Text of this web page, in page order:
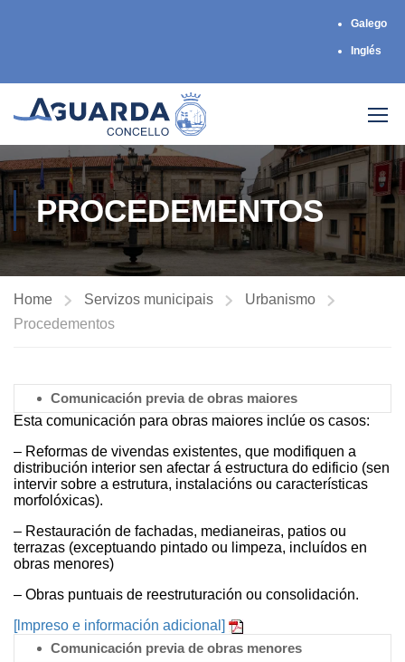
Galego
Inglés
PROCEDEMENTOS
Home Servizos municipais
Urbanismo
Procedementos
Comunicación previa de obras maiores
Esta comunicación para obras maiores inclúe os casos:
– Reformas de vivendas existentes, que modifiquen a
distribución interior sen afectar á estructura do edificio (sen
intervir sobre a estrutura, instalacións ou características
morfolóxicas).
– Restauración de fachadas, medianeiras, patios ou
terrazas (exceptuando pintado ou limpeza, incluídos en
obras menores)
– Obras puntuais de reestruturación ou consolidación.
[lmpreso e información adicional]
Comunicación previa de obras menores